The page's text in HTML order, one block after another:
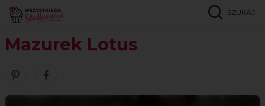
SZUKAJ
Strona główna Mazurek Lotus
Mazurek Lotus
Zobacz nasze piny w serwisie Pinterest
Udostępnij ten przepis w serwisie Facebook